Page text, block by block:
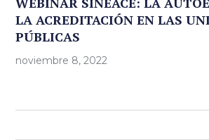
LA ACREDITACIÓN EN LAS
PÚBLICAS
noviembre 8, 2022